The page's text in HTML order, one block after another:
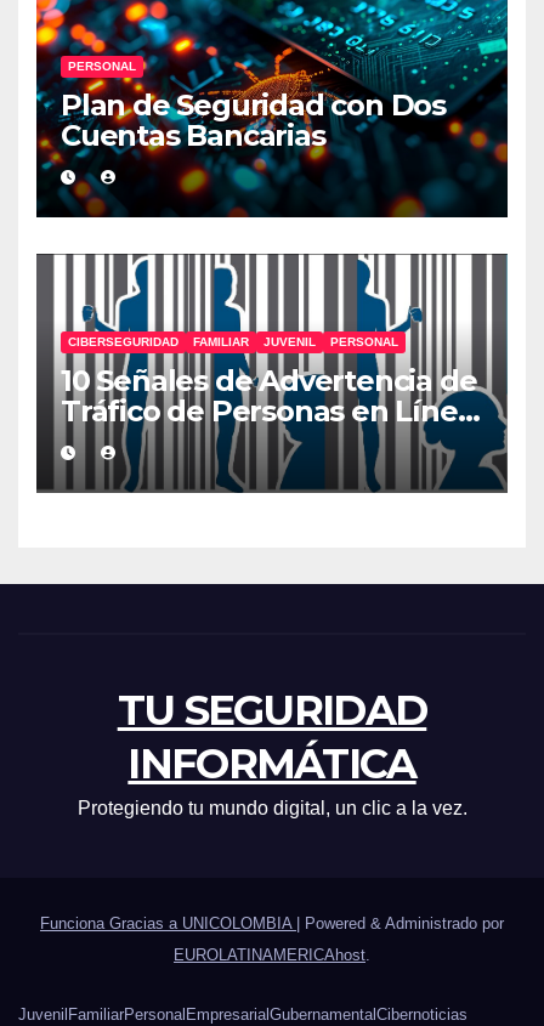
PERSONAL
Plan de Seguridad con Dos
Cuentas Bancarias
CIBERSEGURIDAD FAMILIAR JUVENIL PERSONAL
10 Señales de Advertencia de
Tráfico de Personas en Línea
que Deberías Conocer
TU SEGURIDAD
INFORMÁTICA
Protegiendo tu mundo digital, un clic a la vez.
Funciona Gracias a UNICOLOMBIA
Powered & Administrado por
EUROLATINAMERICAhost.
Juvenil FamiliarPersonal Empresarial Gubernamental Cibernoticias